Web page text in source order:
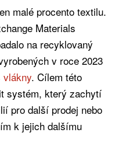
malé procento textilu.
Materials
na recyklovaný
v roce 2023
vlákny. Cílem této
systém, který zachytí
pro další prodej nebo
k jejich dalšímu